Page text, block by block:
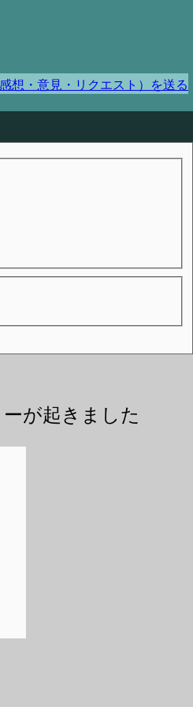
想・意見・リクエスト）を送る
が起きました